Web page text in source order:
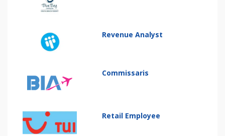
Revenue Analyst
Commissaris
Retail Employee